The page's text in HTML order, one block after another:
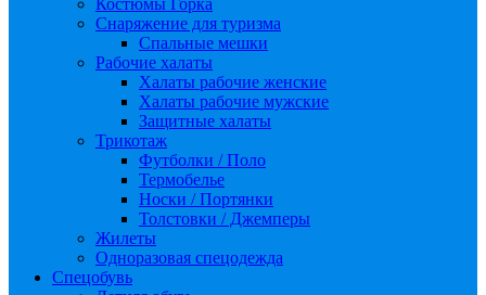
Костюмы Горка
Снаряжение для туризма
Спальные мешки
Рабочие халаты
Халаты рабочие женские
Халаты рабочие мужские
Защитные халаты
Трикотаж
Футболки / Поло
Термобелье
Носки / Портянки
Толстовки / Джемперы
Жилеты
Одноразовая спецодежда
Спецобувь